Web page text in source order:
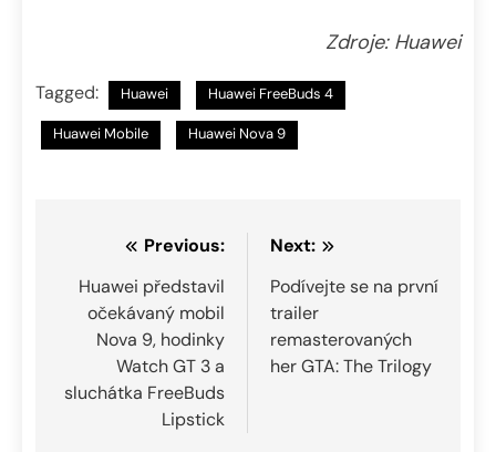
Zdroje: Huawei
Tagged: Huawei Huawei FreeBuds 4
Huawei Mobile Huawei Nova 9
Navigace
pro
příspěvek
Previous:
Huawei představil
očekávaný mobil
Nova 9, hodinky
Watch GT 3 a
sluchátka FreeBuds
Lipstick
Next:
Podívejte se na první
trailer
remasterovaných
her GTA: The Trilogy